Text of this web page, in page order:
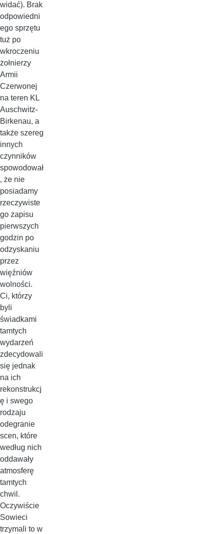
widać). Brak
odpowiedni
ego sprzętu
tuż po
wkroczeniu
żołnierzy
Armii
Czerwonej
na teren KL
Auschwitz-
Birkenau, a
także szereg
innych
czynników
spowodował
, że nie
posiadamy
rzeczywiste
go zapisu
pierwszych
godzin po
odzyskaniu
przez
więźniów
wolności.
Ci, którzy
byli
świadkami
tamtych
wydarzeń
zdecydowali
się jednak
na ich
rekonstrukcj
ę i swego
rodzaju
odegranie
scen, które
według nich
oddawały
atmosferę
tamtych
chwil.
Oczywiście
Sowieci
trzymali to w